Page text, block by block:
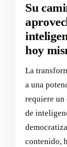
Su
hoy
La
a una
requiere un
de
contenido,